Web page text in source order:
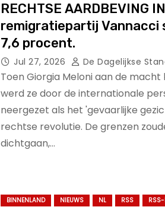
RECHTSE AARDBEVING
remigratiepartij Vannacci
7,6 procent.
Jul 27, 2026 De Dagelijkse
Toen Giorgia Meloni aan de macht
werd ze door de internationale
neergezet als het 'gevaarlijke
rechtse revolutie. De grenzen
dichtgaan,…
BINNENLAND NIEUWS NL RSS RSS-